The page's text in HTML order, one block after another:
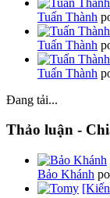
Tuấn Thành
Tuấn Thành
Tuấn Thành
Đang tải...
Thảo luận -
Bảo Khánh